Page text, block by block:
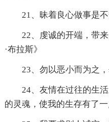
21、昧着良心做事是
22、虔诚的开端，带
·布拉斯》
23、勿以恶小而为之
24、友情在过往的生
的灵魂，使我的生存有了